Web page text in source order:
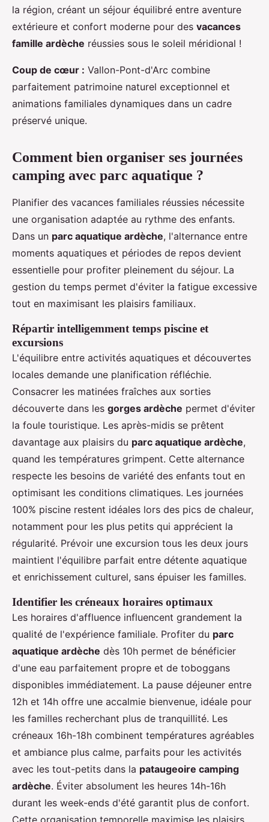
la région, créant un séjour équilibré entre aventure
extérieure et confort moderne pour des vacances
famille ardèche réussies sous le soleil méridional !
Coup de cœur : Vallon-Pont-d'Arc combine
parfaitement patrimoine naturel exceptionnel et
animations familiales dynamiques dans un cadre
préservé unique.
Comment bien organiser ses journées
camping avec parc aquatique ?
Planifier des vacances familiales réussies nécessite
une organisation adaptée au rythme des enfants.
Dans un parc aquatique ardèche, l'alternance entre
moments aquatiques et périodes de repos devient
essentielle pour profiter pleinement du séjour. La
gestion du temps permet d'éviter la fatigue excessive
tout en maximisant les plaisirs familiaux.
Répartir intelligemment temps piscine et
excursions
L'équilibre entre activités aquatiques et découvertes
locales demande une planification réfléchie.
Consacrer les matinées fraîches aux sorties
découverte dans les gorges ardèche permet d'éviter
la foule touristique. Les après-midis se prêtent
davantage aux plaisirs du parc aquatique ardèche,
quand les températures grimpent. Cette alternance
respecte les besoins de variété des enfants tout en
optimisant les conditions climatiques. Les journées
100% piscine restent idéales lors des pics de chaleur,
notamment pour les plus petits qui apprécient la
régularité. Prévoir une excursion tous les deux jours
maintient l'équilibre parfait entre détente aquatique
et enrichissement culturel, sans épuiser les familles.
Identifier les créneaux horaires optimaux
Les horaires d'affluence influencent grandement la
qualité de l'expérience familiale. Profiter du parc
aquatique ardèche dès 10h permet de bénéficier
d'une eau parfaitement propre et de toboggans
disponibles immédiatement. La pause déjeuner entre
12h et 14h offre une accalmie bienvenue, idéale pour
les familles recherchant plus de tranquillité. Les
créneaux 16h-18h combinent températures agréables
et ambiance plus calme, parfaits pour les activités
avec les tout-petits dans la pataugeoire camping
ardèche. Éviter absolument les heures 14h-16h
durant les week-ends d'été garantit plus de confort.